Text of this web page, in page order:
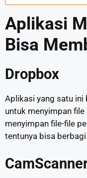
Aplikasi
Bisa
Dropbox
Aplikasi yang satu
untuk menyimpan file
menyimpan file-file
tentunya bisa